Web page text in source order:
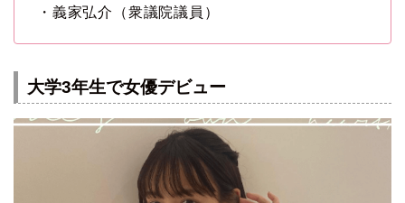
・義家弘介（衆議院議員）
大学3年生で女優デビュー